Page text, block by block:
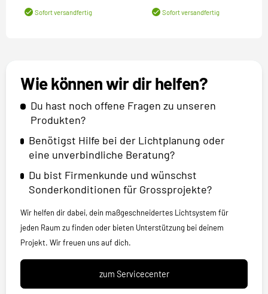
Sofort versandfertig Sofort versandfertig
Wie können wir dir helfen?
Du hast noch offene Fragen zu unseren
Produkten?
Benötigst Hilfe bei der Lichtplanung oder
eine unverbindliche Beratung?
Du bist Firmenkunde und wünschst
Sonderkonditionen für Grossprojekte?
Wir helfen dir dabei, dein maßgeschneidertes Lichtsystem für
jeden Raum zu finden oder bieten Unterstützung bei deinem
Projekt. Wir freuen uns auf dich.
zum Servicecenter